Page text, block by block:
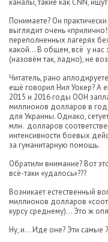
Понимаете? Он
выглядит очень
переполненных лагерях
какой… В общем, всё у нас
(назовём так, ладно), не
Читатель, рано
ещё говорил Нил Уокер? А
2015 и 2016 годы ООН
миллионов долларов в год
для Украины. Однако,
млн. долларов
интенсивности боевых
за гуманитарную помощь.
Обратили внимание? Вот
всё-таки «удалось»???
Возникает естественный
миллионов долларов
курсу среднему)… Это ж
Ну, и… Иде оне? Эти самые